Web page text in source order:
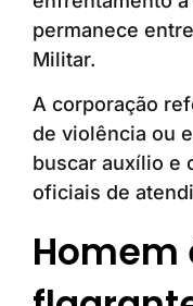
permanece
Militar.
A corporação
de violência ou
buscar auxílio e
oficiais de
Homem